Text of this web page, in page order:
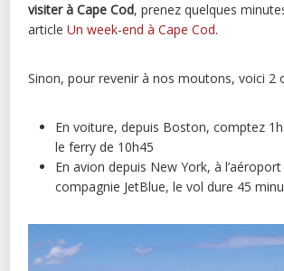
visiter à Cape Cod, prenez quelques
articleUn week-end à Cape Cod.
Sinon, pour revenir à nos moutons, voici 2
En voiture, depuis Boston, comptez
le ferry de 10h45
En avion depuis New York, à l’aéroport
compagnie JetBlue, le vol dure 45